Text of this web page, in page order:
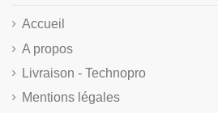
Accueil
A propos
Livraison - Technopro
Mentions légales